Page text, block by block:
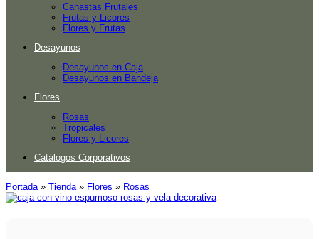
Canastas Frutales
Frutas y Licores
Flores y Frutas
Desayunos
Desayunos en Caja
Desayunos en Bandeja
Flores
Rosas
Tropicales
Flores y Licores
Catálogos Corporativos
Portada » Tienda » Flores » Rosas